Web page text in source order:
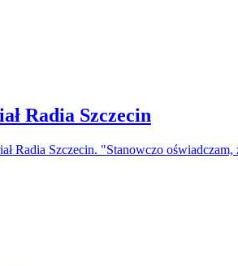
Radia Szczecin
Radia Szczecin. "Stanowczo